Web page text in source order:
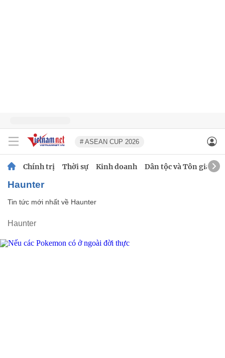
# ASEAN CUP 2026
Chính trị Thời sự Kinh doanh Dân tộc và Tôn giáo
Haunter
Tin tức mới nhất về Haunter
Haunter